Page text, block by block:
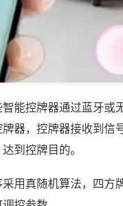
能控牌器通过蓝牙
器，控牌器接收到信
到控牌目的。
用真随机算法，四